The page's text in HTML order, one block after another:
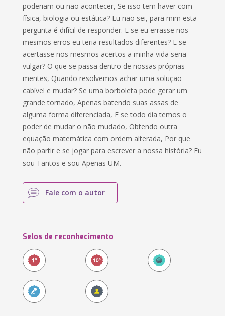
poderiam ou não acontecer, Se isso tem haver com
física, biologia ou estática? Eu não sei, para mim esta
pergunta é difícil de responder. E se eu errasse nos
mesmos erros eu teria resultados diferentes? E se
acertasse nos mesmos acertos a minha vida seria
vulgar? O que se passa dentro de nossas próprias
mentes, Quando resolvemos achar uma solução
cabível e mudar? Se uma borboleta pode gerar um
grande tornado, Apenas batendo suas assas de
alguma forma diferenciada, E se todo dia temos o
poder de mudar o não mudado, Obtendo outra
equação matemática com ordem alterada, Por que
não partir e se jogar para escrever a nossa história? Eu
sou Tantos e sou Apenas UM.
Fale com o autor
Selos de reconhecimento